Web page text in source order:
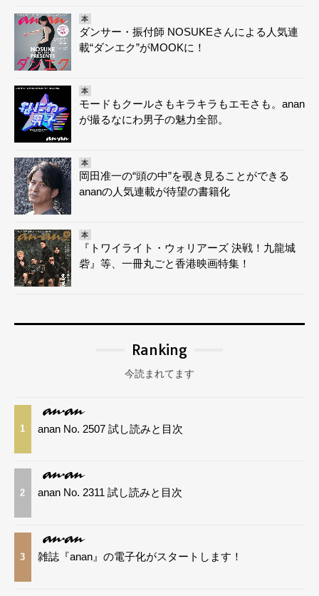
本
ダンサー・振付師 NOSUKEさんによる人気連
載“ダンエク”がMOOKに！
本
モードもクールさもキラキラもエモさも。anan
が撮るなにわ男子の魅力全部。
本
岡田准一の“頭の中”を覗き見ることができる
ananの人気連載が待望の書籍化
本
『トワイライト・ウォリアーズ 決戦！九龍城
砦』等、一冊丸ごと香港映画特集！
Ranking
今読まれてます
1 anan No. 2507 試し読みと目次
2 anan No. 2311 試し読みと目次
3 雑誌『anan』の電子化がスタートします！